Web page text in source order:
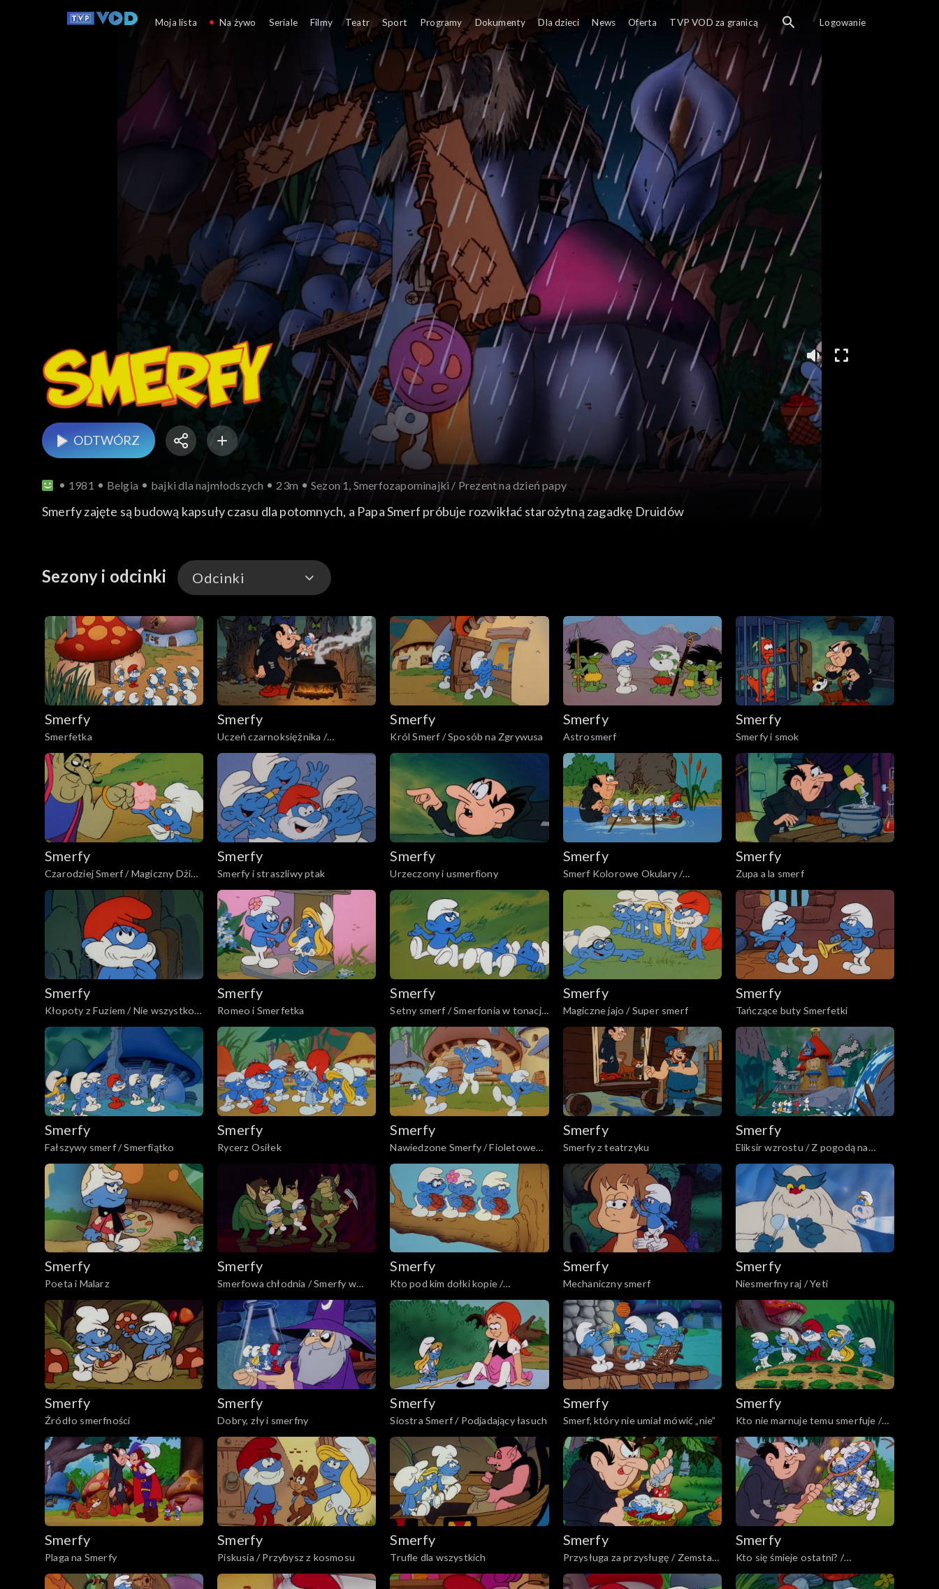
Smerfy
ODTWÓRZ
1981 Belgia bajki dla najmłodszych 23m Sezon 1, Smerfozapominajki / Prezent na dzień papy
Smerfy zajęte są budową kapsuły czasu dla potomnych, a Papa Smerf próbuje rozwikłać starożytną zagadkę Druidów
Sezony i odcinki Odcinki
Odcinki
Smerfy
Smerfetka
Smerfy
Uczeń czarnoksiężnika /
Targowisko próżności
Smerfy
Król Smerf / Sposób na Zgrywusa
Smerfy
Astrosmerf
Smerfy
Smerfy i smok
Smerfy
Czarodziej Smerf / Magiczny Dżinn
Min
Smerfy
Smerfy i straszliwy ptak
Smerfy
Urzeczony i usmerfiony
Smerfy
Smerf Kolorowe Okulary /
Koszmar Marzyciela
Smerfy
Zupa a la smerf
Smerfy
Kłopoty z Fuziem / Nie wszystko
smerfne, co się świeci
Smerfy
Romeo i Smerfetka
Smerfy
Setny smerf / Smerfonia w tonacji
C
Smerfy
Magiczne jajo / Super smerf
Smerfy
Tańczące buty Smerfetki
Smerfy
Fałszywy smerf / Smerfiątko
Smerfy
Rycerz Osiłek
Smerfy
Nawiedzone Smerfy / Fioletowe
Smerfy
Smerfy
Smerfy z teatrzyku
Smerfy
Eliksir wzrostu / Z pogodą na
Smerfa
Smerfy
Poeta i Malarz
Smerfy
Smerfowa chłodnia / Smerfy w
niewoli
Smerfy
Kto pod kim dołki kopie /
Chciwość nie popłaca
Smerfy
Mechaniczny smerf
Smerfy
Niesmerfny raj / Yeti
Smerfy
Źródło smerfności
Smerfy
Dobry, zły i smerfny
Smerfy
Siostra Smerf / Podjadający łasuch
Smerfy
Smerf, który nie umiał mówić „nie”
Smerfy
Kto nie marnuje temu smerfuje /
Smerfowe rozterki
Smerfy
Plaga na Smerfy
Smerfy
Piskusia / Przybysz z kosmosu
Smerfy
Trufle dla wszystkich
Smerfy
Przysługa za przysługę / Zemsta
smerfów
Smerfy
Kto się śmieje ostatni? /
Zakręcone smerfy
Moja lista Na żywo Seriale Filmy Teatr Sport Programy Dokumenty Dla dzieci News Oferta TVP VOD za granicą Logowanie